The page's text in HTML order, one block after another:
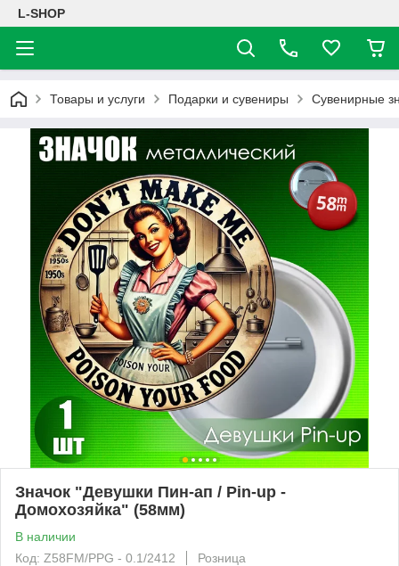
L-SHOP
Товары и услуги Подарки и сувениры Сувенирные
Значок "Девушки Пин-ап / Pin-up -
Домохозяйка" (58мм)
В наличии
Код: Z58FM/PPG - 0.1/2412
Розница